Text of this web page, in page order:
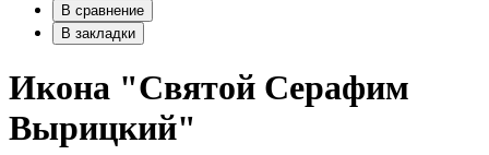
В сравнение
В закладки
Икона "Святой Серафим
Вырицкий"